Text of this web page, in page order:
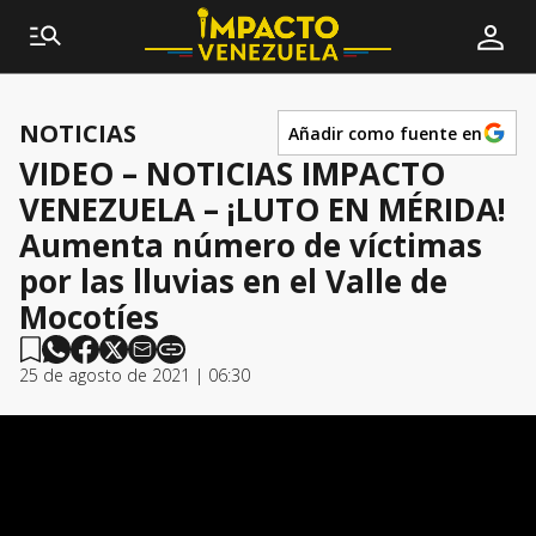
NOTICIAS Añadir como fuente en
VIDEO – NOTICIAS IMPACTO
VENEZUELA – ¡LUTO EN MÉRIDA!
Aumenta número de víctimas
por las lluvias en el Valle de
Mocotíes
25 de agosto de 2021 | 06:30